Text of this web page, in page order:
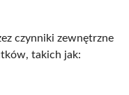
czynniki zewnętrzne
takich jak: